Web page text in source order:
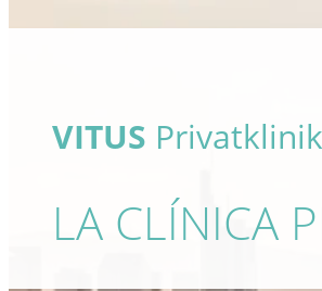
VITUS Privatklinik
LA CLÍNICA